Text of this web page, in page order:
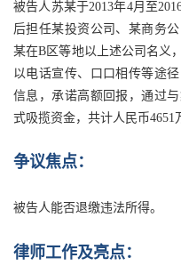
被告人苏某于2013年4月至
后担任某投资公司、某商务
某在B区等地以上述公司名义
以电话宣传、口口相传等途
信息，承诺高额回报，通过
式吸揽资金，共计人民币4651
争议焦点：
被告人能否退缴违法所得。
律师工作及亮点：